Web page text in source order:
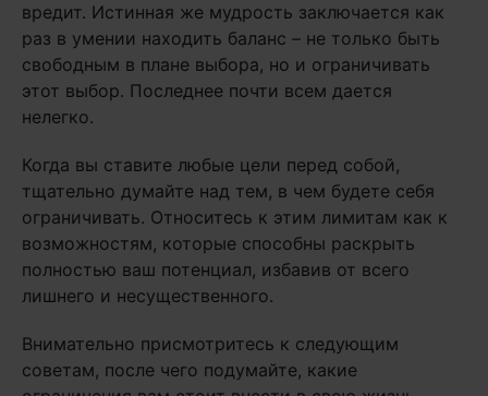
вредит. Истинная же мудрость заключается как
раз в умении находить баланс – не только быть
свободным в плане выбора, но и ограничивать
этот выбор. Последнее почти всем дается
нелегко.
Когда вы ставите любые цели перед собой,
тщательно думайте над тем, в чем будете себя
ограничивать. Относитесь к этим лимитам как к
возможностям, которые способны раскрыть
полностью ваш потенциал, избавив от всего
лишнего и несущественного.
Внимательно присмотритесь к следующим
советам, после чего подумайте, какие